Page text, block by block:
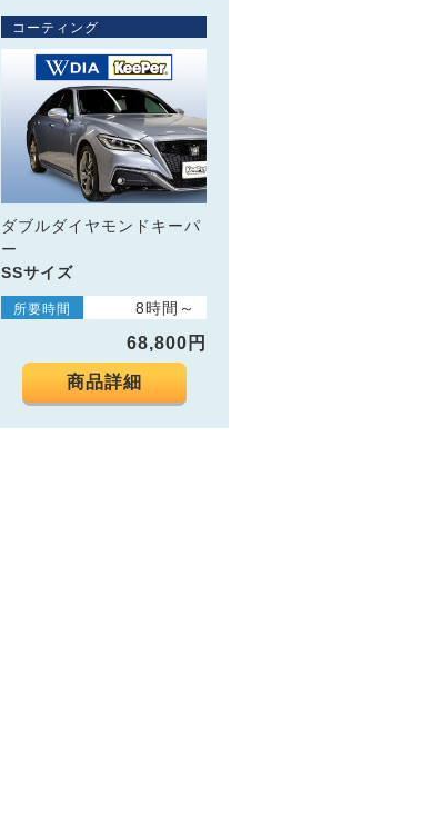
コーティング
ダブルダイヤモンドキーパ
ー
SSサイズ
所要時間 8時間～
68,800円
商品詳細